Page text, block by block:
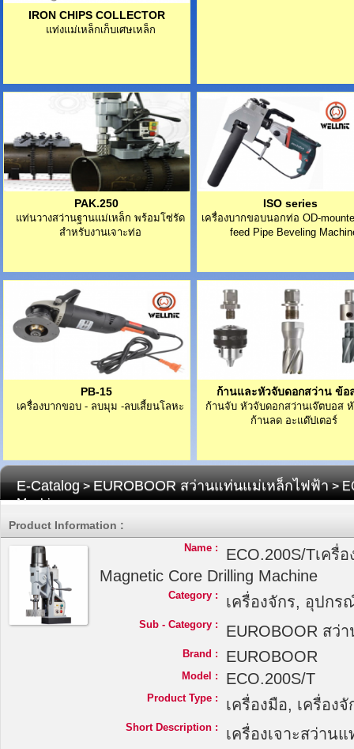
IRON CHIPS COLLECTOR
แท่งแม่เหล็กเก็บเศษเหล็ก
PAK.250
แท่นวางสว่านฐานแม่เหล็ก พร้อมโซ่รัด
สำหรับงานเจาะท่อ
ISO series
เครื่องบากขอบนอกท่อ OD-
feed Pipe Beveling
PB-15
เครื่องบากขอบ - ลบมุม -ลบเสี้ยนโลหะ
ก้านและหัวจับดอกสว่าน ข้อ
ก้านจับ หัวจับดอกสว่านเจ๊ตบอส
ก้านลด อะแด๊ปเตอร์
E-Catalog>EUROBOOR สว่านแท่นแม่เหล็กไฟฟ้า>
Machine
Product Information :
Name :
ECO.200S/Tเครื่
Magnetic Core Drilling Machine
Category : เครื่องจักร, อุปกร
Sub - Category : EUROBOOR สว่
Brand : EUROBOOR
Model : ECO.200S/T
Product Type : เครื่องมือ, เครื่อง
Short Description :
เครื่องเจาะสว่าน